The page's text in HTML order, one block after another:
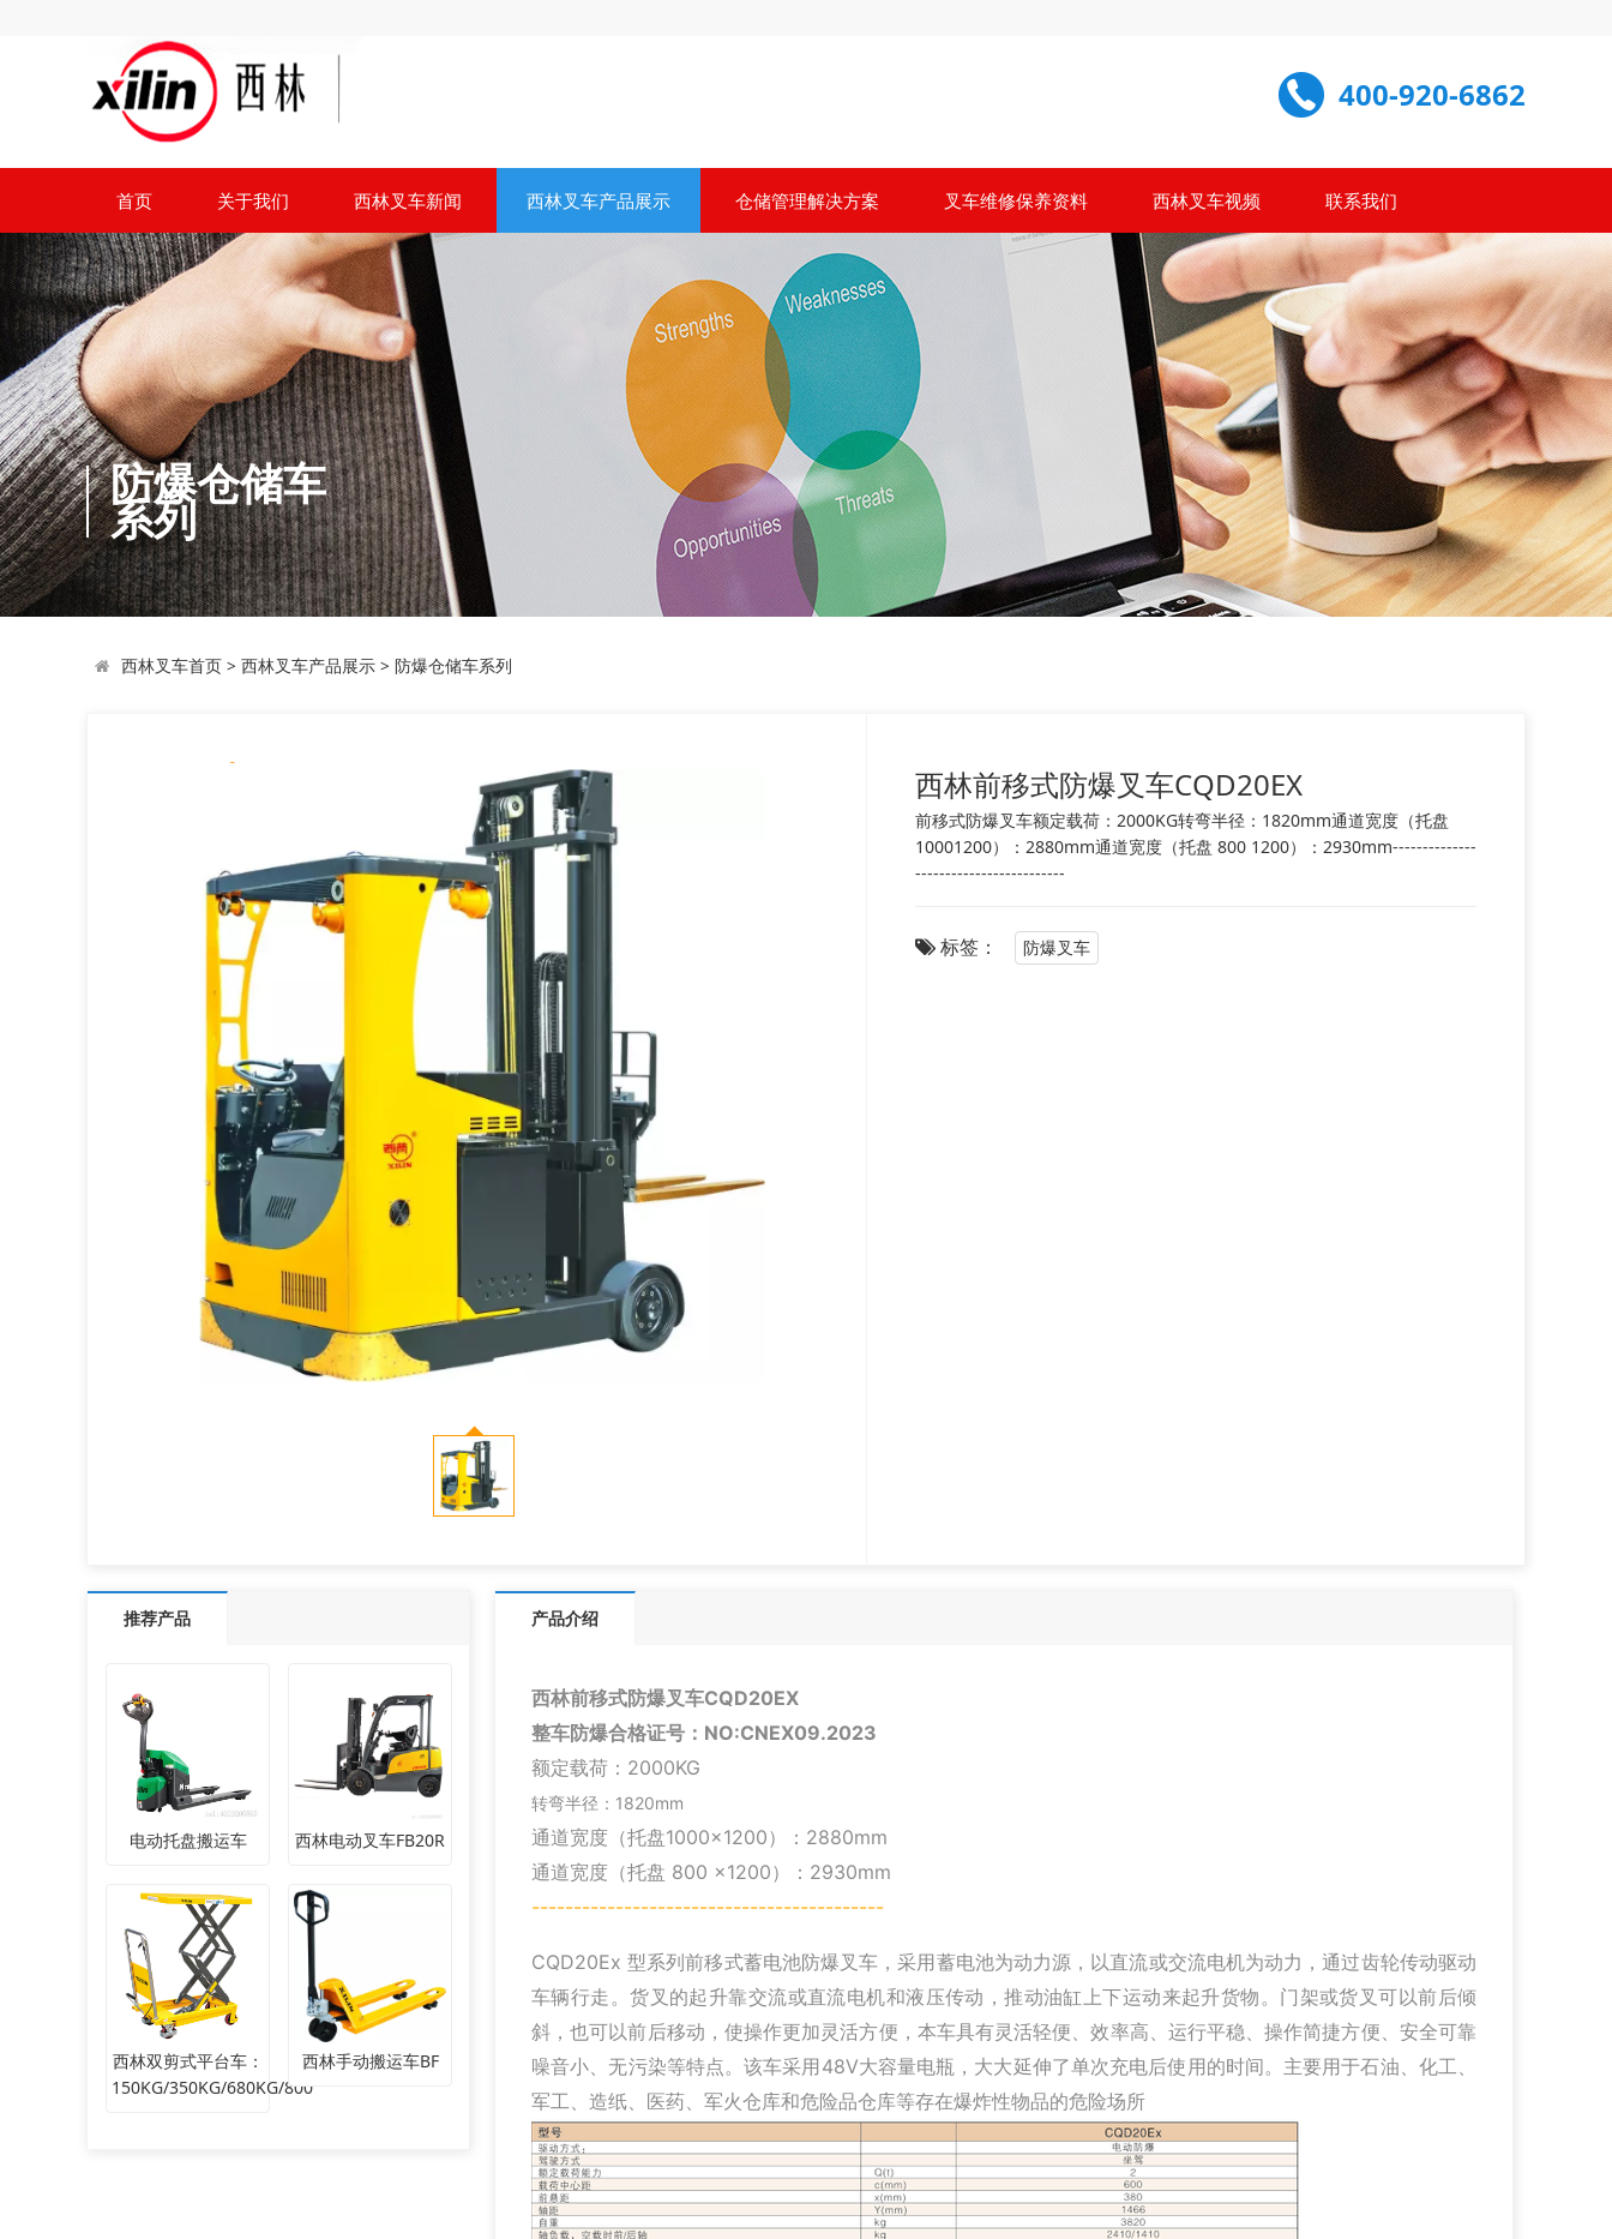
400-920-6862
首页 关于我们 西林叉车新闻 西林叉车产品展示 仓储管理解决方案 叉车维修保养资料 西林叉车视频 联系我们
防爆仓储车
系列
西林叉车首页> 西林叉车产品展示> 防爆仓储车系列
西林前移式防爆叉车CQD20EX
前移式防爆叉车额定载荷：2000KG转弯半径：1820mm通道宽度（托盘
10001200）：2880mm通道宽度（托盘 800 1200）：2930mm--------------
-------------------------
标签： 防爆叉车
推荐产品
电动托盘搬运车 西林电动叉车FB20R
西林双剪式平台车：
150KG/350KG/680KG/800
西林手动搬运车BF
产品介绍
西林前移式防爆叉车CQD20EX
整车防爆合格证号：NO:CNEX09.2023
额定载荷：2000KG
转弯半径：1820mm
通道宽度（托盘1000×1200）：2880mm
通道宽度（托盘 800 ×1200）：2930mm
------------------------------------------
CQD20Ex 型系列前移式蓄电池防爆叉车，采用蓄电池为动力源，以直流或交流电机为动力，通过齿轮传动驱动
车辆行走。货叉的起升靠交流或直流电机和液压传动，推动油缸上下运动来起升货物。门架或货叉可以前后倾
斜，也可以前后移动，使操作更加灵活方便，本车具有灵活轻便、效率高、运行平稳、操作简捷方便、安全可靠
噪音小、无污染等特点。该车采用48V大容量电瓶，大大延伸了单次充电后使用的时间。主要用于石油、化工、
军工、造纸、医药、军火仓库和危险品仓库等存在爆炸性物品的危险场所